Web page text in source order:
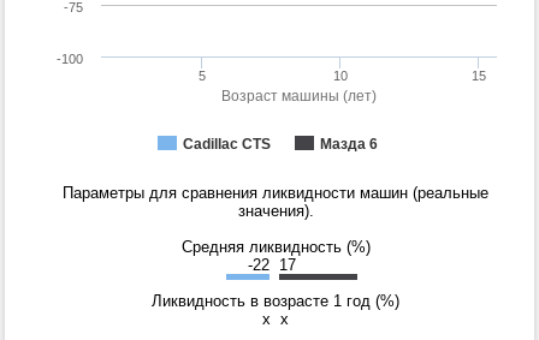
Возраст машины (лет)
Cadillac CTS Мазда 6
5 10 15
-100
-75
Параметры для сравнения ликвидности машин (реальные
значения).
Средняя ликвидность (%)
-22 17
Ликвидность в возрасте 1 год (%)
x x